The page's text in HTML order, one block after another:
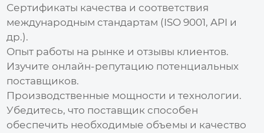
Сертификаты качества и соответствия
международным стандартам (ISO 9001, API и
др.).
Опыт работы на рынке и отзывы клиентов.
Изучите онлайн-репутацию потенциальных
поставщиков.
Производственные мощности и технологии.
Убедитесь, что поставщик способен
обеспечить необходимые объемы и качество